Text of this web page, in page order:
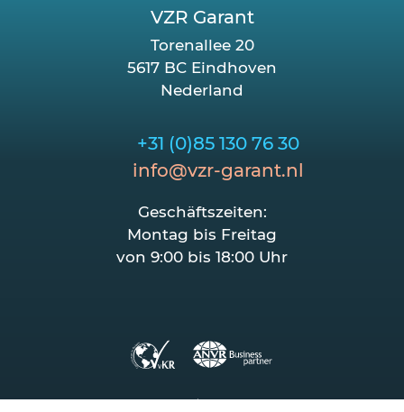
+31 (0)85 130 76 30
info@vzr-garant.nl
Geschäftszeiten:
Montag bis Freitag
von 9:00 bis 18:00 Uhr
VZR Garant
Torenallee 20
5617 BC Eindhoven
Nederland